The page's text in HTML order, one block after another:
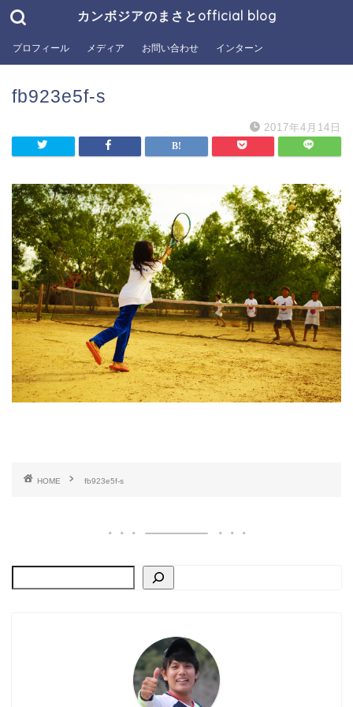
カンボジアのまさとofficial blog
プロフィール メディア お問い合わせ インターン
fb923e5f-s
2017年4月14日
HOME fb923e5f-s